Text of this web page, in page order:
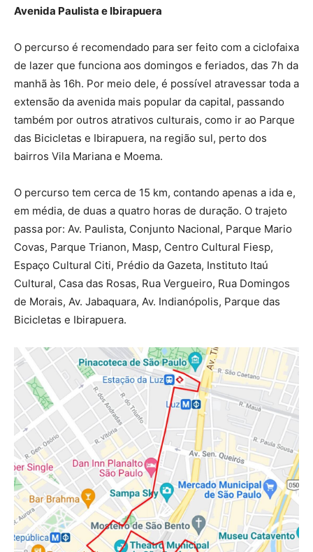
Avenida Paulista e Ibirapuera
O percurso é recomendado para ser feito com a ciclofaixa
de lazer que funciona aos domingos e feriados, das 7h da
manhã às 16h. Por meio dele, é possível atravessar toda a
extensão da avenida mais popular da capital, passando
também por outros atrativos culturais, como ir ao Parque
das Bicicletas e Ibirapuera, na região sul, perto dos
bairros Vila Mariana e Moema.
O percurso tem cerca de 15 km, contando apenas a ida e,
em média, de duas a quatro horas de duração. O trajeto
passa por: Av. Paulista, Conjunto Nacional, Parque Mario
Covas, Parque Trianon, Masp, Centro Cultural Fiesp,
Espaço Cultural Citi, Prédio da Gazeta, Instituto Itaú
Cultural, Casa das Rosas, Rua Vergueiro, Rua Domingos
de Morais, Av. Jabaquara, Av. Indianópolis, Parque das
Bicicletas e Ibirapuera.